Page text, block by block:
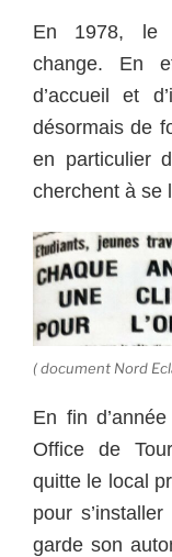
En 1978, le
change. En
d’accueil et
désormais de
en particulier
cherchent à se
( document Nord
En fin
Office de
quitte le local
pour
garde son